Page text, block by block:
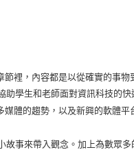
裡，內容都是以從確實的事
學生和老師面對資訊科技的
體的趨勢，以及新興的軟體平
事來帶入觀念。加上為數眾